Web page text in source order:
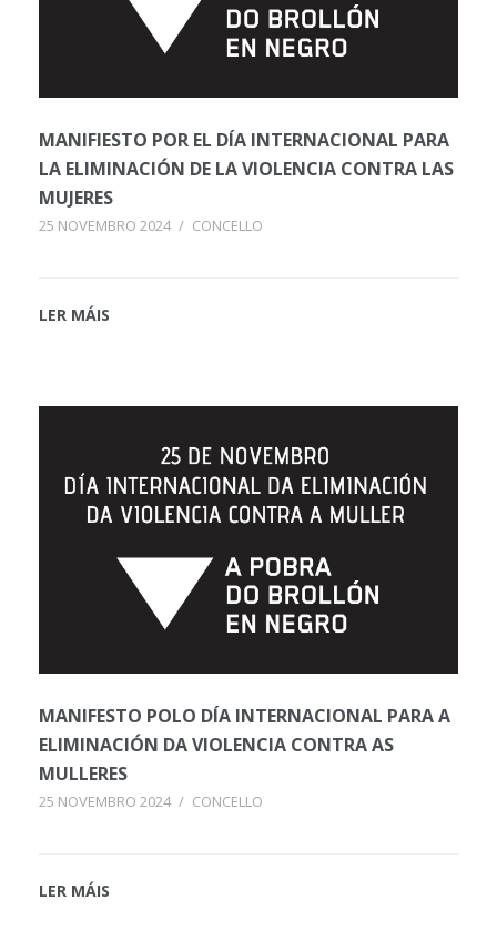
MANIFIESTO POR EL DÍA INTERNACIONAL PARA
LA ELIMINACIÓN DE LA VIOLENCIA CONTRA LAS
MUJERES
25 NOVEMBRO 2024 / CONCELLO
LER MÁIS
MANIFESTO POLO DÍA INTERNACIONAL PARA A
ELIMINACIÓN DA VIOLENCIA CONTRA AS
MULLERES
25 NOVEMBRO 2024 / CONCELLO
LER MÁIS